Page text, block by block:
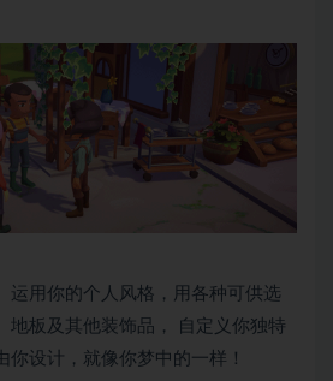
运用你的个人风格，用各种可供选
地板及其他装饰品， 自定义你独特
你设计，就像你梦中的一样！